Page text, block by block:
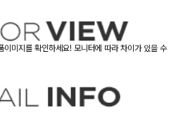
이미지를 확인하세요! 모니터에 따라 차이가 있을 수